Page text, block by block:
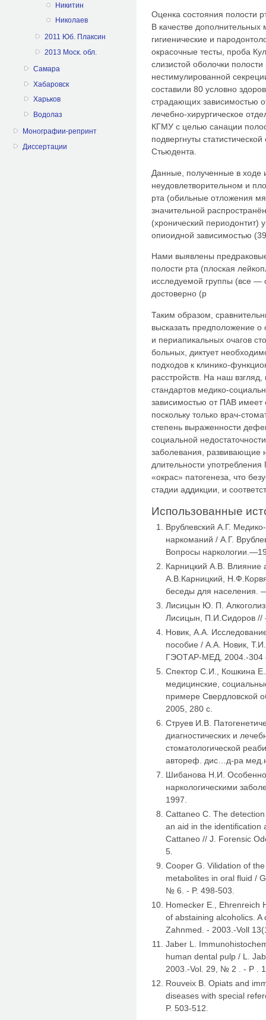
Никитин
Николаев
2011 Юб. Плаксин
2013 Моск. обл.
Самара
Хабаровск
Харьков
Водолаз
Монографии-репринт
Диссертации
Оценка состояния полости
В качестве
гигиенические и
окрасочные тесты, проба
слизистой оболочки
нестимулированной
составили 80 условно
страдающих зависимостью
лечебно-хирургическое
КГМУ с целью санации
подвергнуты
Стьюдента.
Данные, полученные в ходе
неудовлетворительном и
рта (обильные отложения
значительной
(хронический периодонтит)
опиоидной зависимостью
Нами выявлены
полости рта (плоская
исследуемой группы (все
достоверно (р
Таким образом,
высказать предположение
и периапикальных очагов
больных, диктует
подходов к клинико-
расстройств. На наш
стандартов медико-
зависимостью от ПАВ имеет
поскольку только врач-
степень выраженности
социальной
заболевания, развивающие
длительности
«окрас» патогенеза, что
стадии аддикции, и
Использованные
Врублевский А.Г.
наркоманий / А.Г.
Вопросы
Карницкий А.В. Влияние
А.В.Карницкий,
беседы для
Лисицын Ю. П.
Лисицын, П.И.Сидоров
Новик, А.А.
пособие / А.А. Новик,
ГЭОТАР-МЕД, 2004.-304
Спектор С.И., Кошкина
медицинские,
примере Свердловской
2005, 280 с.
Струев И.В.
диагностических и
стоматологической
автореф. дис…д-ра
Шибанова Н.И.
наркологическими
1997.
Cattaneo С. The
an aid in the identification
Cattaneo // J. Forensic
5.
Cooper G. Vilidation of
metabolites in oral fluid /
№ 6. - P. 498-503.
Homecker E., Ehrenreich
of abstaining alcoholics.
Zahnmed. - 2003.-Voll
Jaber L.
human dental pulp / L.
2003.-Vol. 29, № 2 . - P .
Rouveix B. Opiats and
diseases with special
P. 503-512.